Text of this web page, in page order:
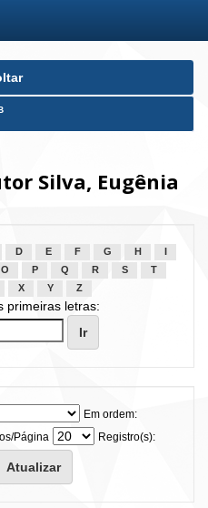
Silva, Eugênia
D E F G H
O P Q R S
T
X Y Z
primeiras letras:
Em ordem:
Página
Registro(s):